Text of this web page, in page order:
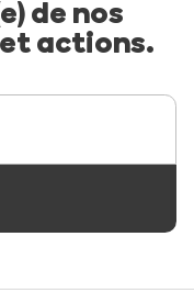
de nos
actions.